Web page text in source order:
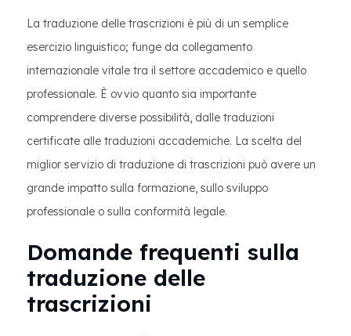
La traduzione delle trascrizioni è più di un semplice
esercizio linguistico; funge da collegamento
internazionale vitale tra il settore accademico e quello
professionale. È ovvio quanto sia importante
comprendere diverse possibilità, dalle traduzioni
certificate alle traduzioni accademiche. La scelta del
miglior servizio di traduzione di trascrizioni può avere un
grande impatto sulla formazione, sullo sviluppo
professionale o sulla conformità legale.
Domande frequenti sulla
traduzione delle
trascrizioni